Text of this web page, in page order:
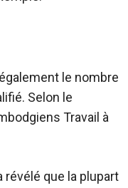
le nombre
Selon le
Travail à
révélé que la plupart